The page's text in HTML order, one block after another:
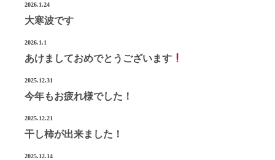
2026.1.24
大寒波です
2026.1.1
あけましておめでとうございます
2025.12.31
今年もお疲れ様でした！
2025.12.21
干し柿が出来ました！
2025.12.14